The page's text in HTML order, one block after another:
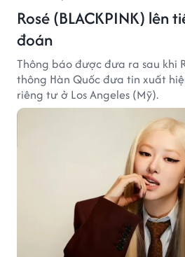
Rosé (BLACKPINK) lên
đoán
Thông báo được đưa ra sau khi
thông Hàn Quốc đưa tin xuất
riêng tư ở Los Angeles (Mỹ).